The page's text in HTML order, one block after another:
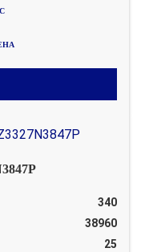
340
38960
25